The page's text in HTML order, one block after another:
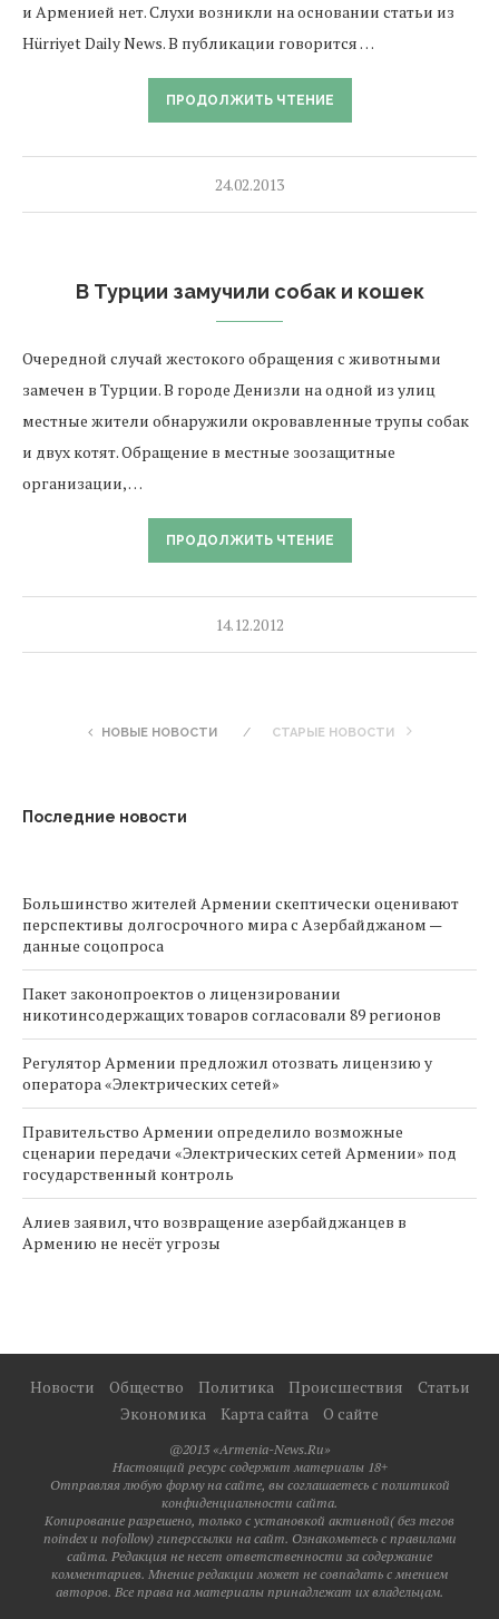
и Арменией нет. Слухи возникли на основании статьи из
Hürriyet Daily News. В публикации говорится …
ПРОДОЛЖИТЬ ЧТЕНИЕ
24.02.2013
В Турции замучили собак и кошек
Очередной случай жестокого обращения с животными
замечен в Турции. В городе Денизли на одной из улиц
местные жители обнаружили окровавленные трупы собак
и двух котят. Обращение в местные зоозащитные
организации, …
ПРОДОЛЖИТЬ ЧТЕНИЕ
14.12.2012
НОВЫЕ НОВОСТИ СТАРЫЕ НОВОСТИ
Последние новости
Большинство жителей Армении скептически оценивают
перспективы долгосрочного мира с Азербайджаном —
данные соцопроса
Пакет законопроектов о лицензировании
никотинсодержащих товаров согласовали 89 регионов
Регулятор Армении предложил отозвать лицензию у
оператора «Электрических сетей»
Правительство Армении определило возможные
сценарии передачи «Электрических сетей Армении» под
государственный контроль
Алиев заявил, что возвращение азербайджанцев в
Армению не несёт угрозы
Новости Общество Политика Происшествия
Статьи
Экономика
Карта сайта О сайте
@2013 «Armenia-News.Ru»
Настоящий ресурс содержит материалы 18+
Отправляя любую форму на сайте, вы соглашаетесь с политикой
конфиденциальности сайта.
Копирование разрешено, только с установкой активной( без тегов
noindex и nofollow) гиперссылки на сайт. Ознакомьтесь с правилами
сайта. Редакция не несет ответственности за содержание
комментариев. Мнение редакции может не совпадать с мнением
авторов. Все права на материалы принадлежат их владельцам.